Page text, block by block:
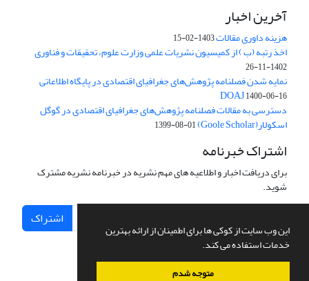
این وب سایت از کوکی ها برای اطمینان از ارائه بهترین
خدمات استفاده می کند.
متوجه شدم
آخرین اخبار
هزینه داوری مقالات1403-02-15
اخذ رتبه (ب ) از کمیسیون نشریات علمی وزارت علوم، تحقیقات و فناوری
1402-11-26
نمایه شدن فصلنامه پژوهش‌های جغرافیای اقتصادی در پایگاه اطلاعاتی
DOAJ1400-06-16
دسترسی به مقالات فصلنامه پژوهش‌های جغرافیای اقتصادی در گوگل
اسکولار(Goole Scholar) 1399-08-01
اشتراک خبرنامه
برای دریافت اخبار و اطلاعیه های مهم نشریه در خبرنامه نشریه مشترک
شوید.
اشتراک